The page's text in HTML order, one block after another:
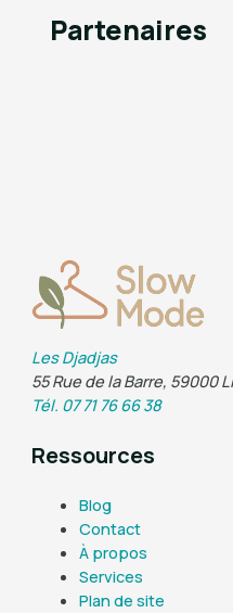
Partenaires
Les Djadjas
55 Rue de la Barre, 59000
Tél. 07 71 76 66 38
Ressources
Blog
Contact
À propos
Services
Plan de site